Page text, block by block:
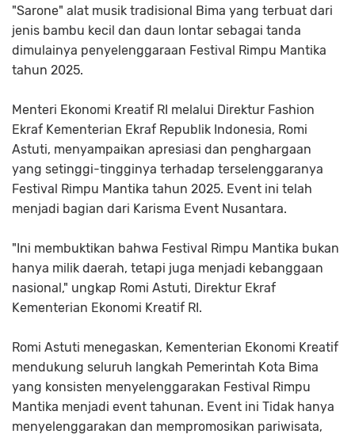
"Sarone" alat musik tradisional Bima yang terbuat dari
jenis bambu kecil dan daun lontar sebagai tanda
dimulainya penyelenggaraan Festival Rimpu Mantika
tahun 2025.
Menteri Ekonomi Kreatif RI melalui Direktur Fashion
Ekraf Kementerian Ekraf Republik Indonesia, Romi
Astuti, menyampaikan apresiasi dan penghargaan
yang setinggi-tingginya terhadap terselenggaranya
Festival Rimpu Mantika tahun 2025. Event ini telah
menjadi bagian dari Karisma Event Nusantara.
"Ini membuktikan bahwa Festival Rimpu Mantika bukan
hanya milik daerah, tetapi juga menjadi kebanggaan
nasional," ungkap Romi Astuti, Direktur Ekraf
Kementerian Ekonomi Kreatif RI.
Romi Astuti menegaskan, Kementerian Ekonomi Kreatif
mendukung seluruh langkah Pemerintah Kota Bima
yang konsisten menyelenggarakan Festival Rimpu
Mantika menjadi event tahunan. Event ini Tidak hanya
menyelenggarakan dan mempromosikan pariwisata,